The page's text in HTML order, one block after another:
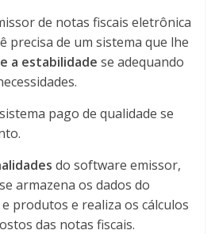
de notas fiscais eletrônica
precisa de um sistema que lhe
a estabilidadese adequando
pago de qualidade se
do software emissor,
armazena os dados do
produtos e realiza os cálculos
das notas fiscais.